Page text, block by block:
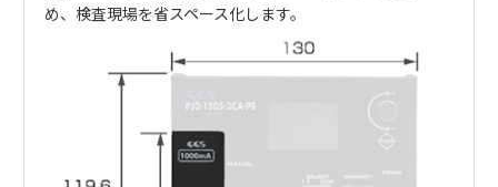
め、検査現場を省スペース化します。